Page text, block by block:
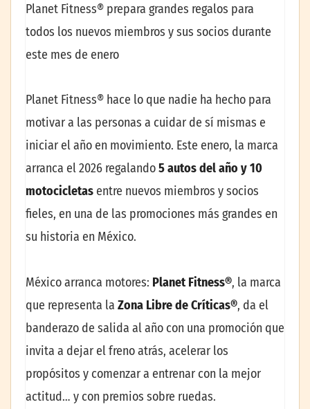
Planet Fitness® prepara grandes regalos para
todos los nuevos miembros y sus socios durante
este mes de enero
Planet Fitness® hace lo que nadie ha hecho para
motivar a las personas a cuidar de sí mismas e
iniciar el año en movimiento. Este enero, la marca
arranca el 2026 regalando5 autos del año y 10
motocicletas entre nuevos miembros y socios
fieles, en una de las promociones más grandes en
su historia en México.
México arranca motores: Planet Fitness®, la marca
que representa la Zona Libre de Críticas®, da el
banderazo de salida al año con una promoción que
invita a dejar el freno atrás, acelerar los
propósitos y comenzar a entrenar con la mejor
actitud… y con premios sobre ruedas.